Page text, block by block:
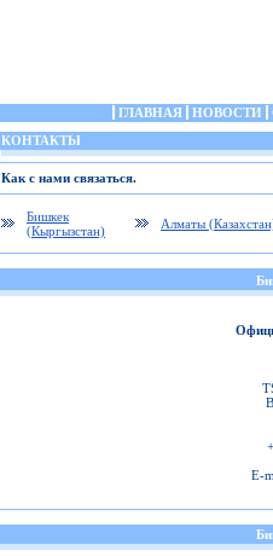
ГЛАВНАЯ НОВОСТИ
КОНТАКТЫ
Как с нами связаться.
Бишкек
(Кыргызстан)
Алматы
E-